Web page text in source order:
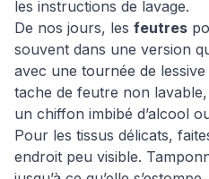
les instructions de lavage.
De nos jours, les feutres
souvent dans une version
avec une tournée de lessive
tache de feutre non
un chiffon imbibé d’alcool
Pour les tissus délicats,
endroit peu visible.